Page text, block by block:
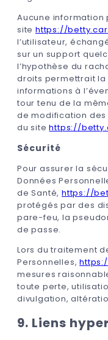
Aucune information
site https://
l’utilisateur,
sur un support
l’hypothèse du
droits permettrait la
informations à
tour tenu de la
de modification des
du sitehttps://
Sécurité
Pour assurer la
Données
de Santé,https://
protégés par des
pare-feu, la
de passe.
Lors du traitement
Personnelles,
mesures
toute perte,
divulgation,
9. Liens